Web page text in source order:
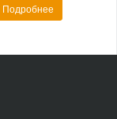
Подробнее